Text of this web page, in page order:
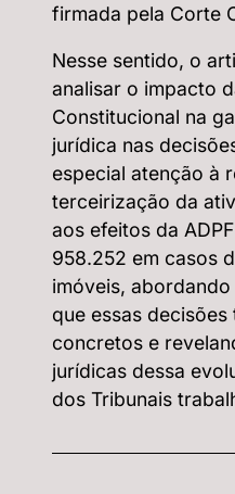
firmada pela Corte
Nesse sentido, o
analisar o impacto
Constitucional na
jurídica nas
especial atenção à
terceirização da
aos efeitos da
958.252 em casos
imóveis,
que essas decisões
concretos e
jurídicas dessa
dos Tribunais